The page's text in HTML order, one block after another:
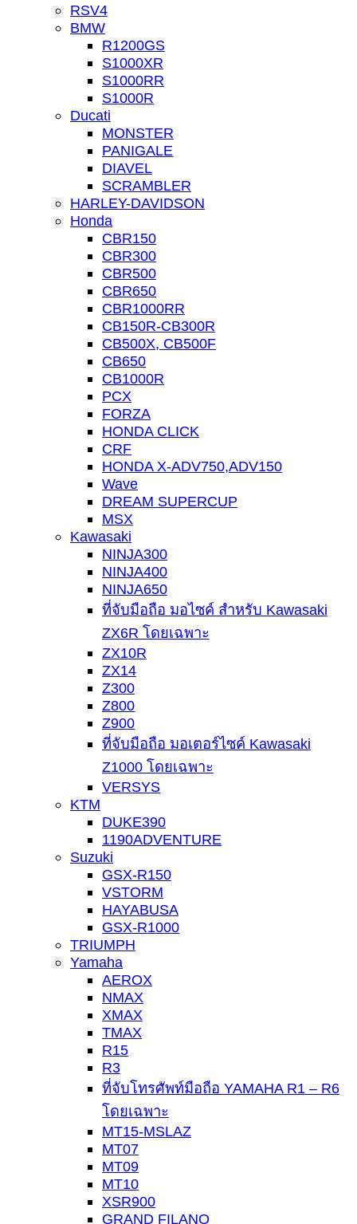
RSV4
BMW
R1200GS
S1000XR
S1000RR
S1000R
Ducati
MONSTER
PANIGALE
DIAVEL
SCRAMBLER
HARLEY-DAVIDSON
Honda
CBR150
CBR300
CBR500
CBR650
CBR1000RR
CB150R-CB300R
CB500X, CB500F
CB650
CB1000R
PCX
FORZA
HONDA CLICK
CRF
HONDA X-ADV750,ADV150
Wave
DREAM SUPERCUP
MSX
Kawasaki
NINJA300
NINJA400
NINJA650
ที่จับมือถือ มอไซค์ สำหรับ Kawasaki
ZX6R โดยเฉพาะ
ZX10R
ZX14
Z300
Z800
Z900
ที่จับมือถือ มอเตอร์ไซค์ Kawasaki
Z1000 โดยเฉพาะ
VERSYS
KTM
DUKE390
1190ADVENTURE
Suzuki
GSX-R150
VSTORM
HAYABUSA
GSX-R1000
TRIUMPH
Yamaha
AEROX
NMAX
XMAX
TMAX
R15
R3
ที่จับโทรศัพท์มือถือ YAMAHA R1 – R6
โดยเฉพาะ
MT15-MSLAZ
MT07
MT09
MT10
XSR900
GRAND FILANO